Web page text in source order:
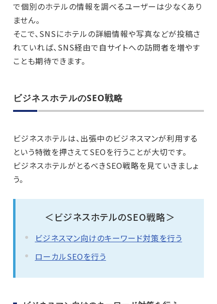
で個別のホテルの情報を調べるユーザーは少なくあり
ません。
そこで、SNSにホテルの詳細情報や写真などが投稿さ
れていれば、SNS経由で自サイトへの訪問者を増やす
ことも期待できます。
ビジネスホテルのSEO戦略
ビジネスホテルは、出張中のビジネスマンが利用する
という特徴を押さえてSEOを行うことが大切です。
ビジネスホテルがとるべきSEO戦略を見ていきましょ
う。
＜ビジネスホテルのSEO戦略＞
ビジネスマン向けのキーワード対策を行う
ローカルSEOを行う